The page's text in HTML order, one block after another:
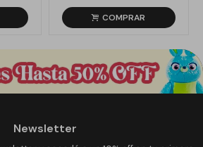
Newsletter